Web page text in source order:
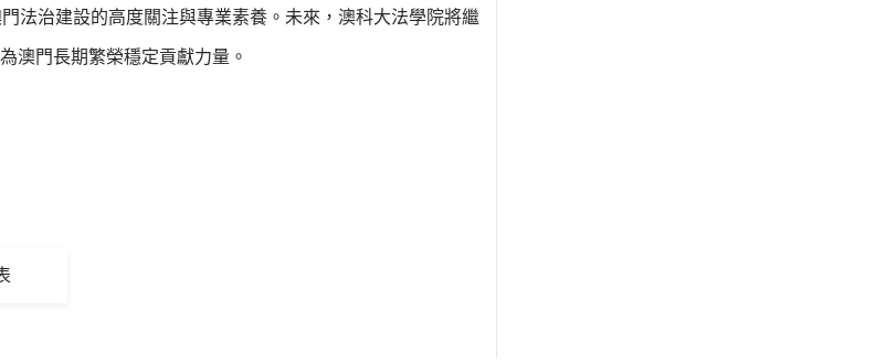
法治建設的高度關注與專業素養。未來，澳科大法學院將繼
澳門長期繁榮穩定貢獻力量。